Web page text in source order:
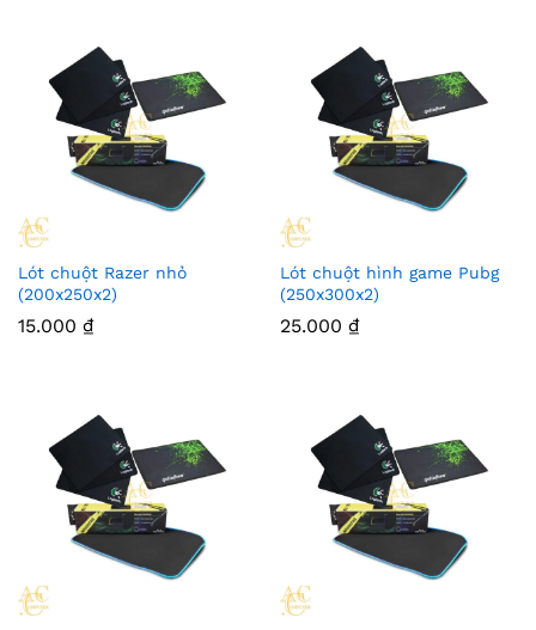
Lót chuột Razer nhỏ
(200x250x2)
15.000 ₫
Lót chuột hình game Pubg
(250x300x2)
25.000 ₫